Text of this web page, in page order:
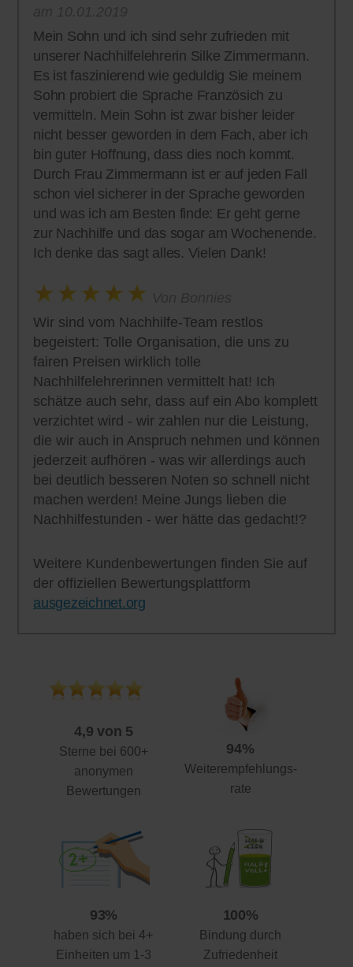
Mein Sohn und ich sind sehr zufrieden mit
unserer Nachhilfelehrerin Silke Zimmermann.
Es ist faszinierend wie geduldig Sie meinem
Sohn probiert die Sprache Französich zu
vermitteln. Mein Sohn ist zwar bisher leider
nicht besser geworden in dem Fach, aber ich
bin guter Hoffnung, dass dies noch kommt.
Durch Frau Zimmermann ist er auf jeden Fall
schon viel sicherer in der Sprache geworden
und was ich am Besten finde: Er geht gerne
zur Nachhilfe und das sogar am Wochenende.
Ich denke das sagt alles. Vielen Dank!
Wir sind vom Nachhilfe-Team restlos
begeistert: Tolle Organisation, die uns zu
fairen Preisen wirklich tolle
Nachhilfelehrerinnen vermittelt hat! Ich
schätze auch sehr, dass auf ein Abo komplett
verzichtet wird - wir zahlen nur die Leistung,
die wir auch in Anspruch nehmen und können
jederzeit aufhören - was wir allerdings auch
bei deutlich besseren Noten so schnell nicht
machen werden! Meine Jungs lieben die
Nachhilfestunden - wer hätte das gedacht!?
Weitere Kundenbewertungen finden Sie auf
der offiziellen Bewertungsplattform
ausgezeichnet.org
4,9 von 5
Sterne bei 600+
anonymen
Bewertungen
94%
Weiterempfehlungs-
rate
93%
haben sich bei 4+
Einheiten um 1-3
100%
Bindung durch
Zufriedenheit